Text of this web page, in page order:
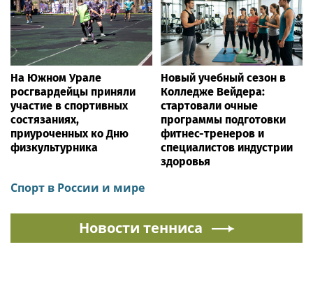
На Южном Урале
росгвардейцы приняли
участие в спортивных
состязаниях,
приуроченных ко Дню
физкультурника
Новый учебный сезон в
Колледже Вейдера:
стартовали очные
программы подготовки
фитнес-тренеров и
специалистов индустрии
здоровья
Спорт в России и мире
Новости тенниса